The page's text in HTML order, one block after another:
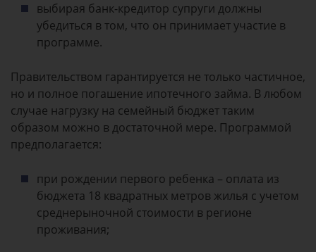
выбирая банк-кредитор супруги должны
убедиться в том, что он принимает участие в
программе.
Правительством гарантируется не только частичное,
но и полное погашение ипотечного займа. В любом
случае нагрузку на семейный бюджет таким
образом можно в достаточной мере. Программой
предполагается:
при рождении первого ребенка – оплата из
бюджета 18 квадратных метров жилья с учетом
среднерыночной стоимости в регионе
проживания;